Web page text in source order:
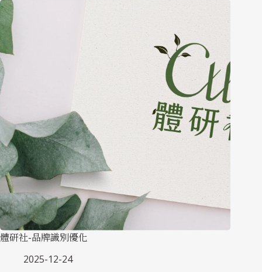
體研社-品牌識別優化
2025-12-24